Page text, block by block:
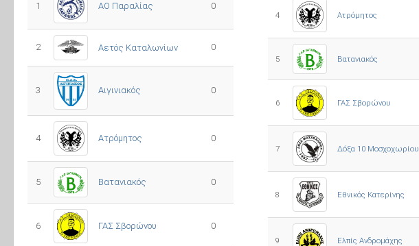
4 Ατρόμητος
5 Βατανιακός
6 ΓΑΣ Σβορώνου
7 Δόξα 10 Μοσχοχωρίου
8 Εθνικός Κατερίνης
9 Ελπίς Ανδρομάχης
1 ΑΟ Παραλίας 0
2 Αετός Καταλωνίων 0
3 Αιγινιακός 0
4 Ατρόμητος 0
5 Βατανιακός 0
6 ΓΑΣ Σβορώνου 0